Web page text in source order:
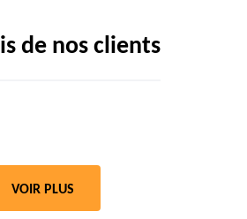
de nos clients
VOIR PLUS